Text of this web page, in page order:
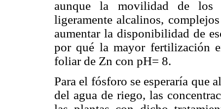
aunque la movilidad de los
ligeramente alcalinos,
aumentar la disponibilidad de
por qué la mayor fertilización
foliar de Zn con pH= 8.
Para el fósforo se esperaría que
del agua de riego, las